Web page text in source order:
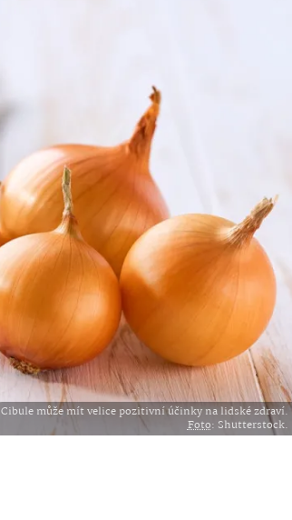
Cibule může mít velice pozitivní účinky na lidské zdraví.
Foto: Shutterstock.